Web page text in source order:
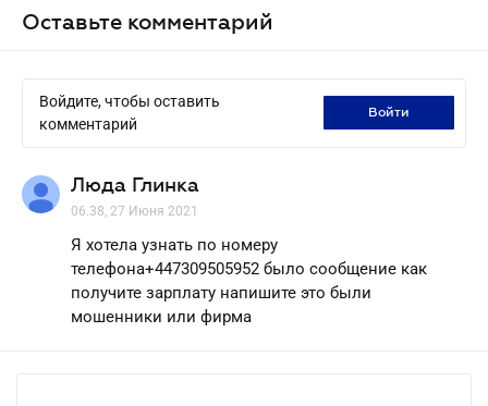
Оставьте комментарий
Войдите, чтобы оставить
комментарий
войти
Люда Глинка
06.38, 27 Июня 2021
Я хотела узнать по номеру
телефона+447309505952 было сообщение как
получите зарплату напишите это были
мошенники или фирма